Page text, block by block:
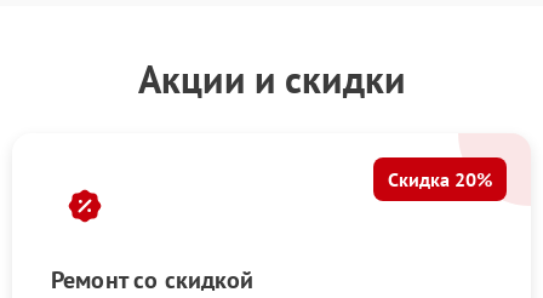
Акции и скидки
Ремонт со скидкой
Скидка 20%